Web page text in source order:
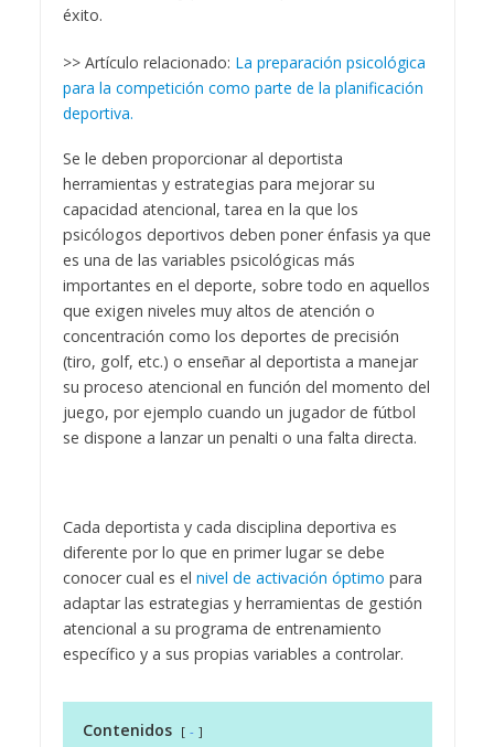
éxito.
>> Artículo relacionado: La preparación psicológica
para la competición como parte de la planificación
deportiva.
Se le deben proporcionar al deportista
herramientas y estrategias para mejorar su
capacidad atencional, tarea en la que los
psicólogos deportivos deben poner énfasis ya que
es una de las variables psicológicas más
importantes en el deporte, sobre todo en aquellos
que exigen niveles muy altos de atención o
concentración como los deportes de precisión
(tiro, golf, etc.) o enseñar al deportista a manejar
su proceso atencional en función del momento del
juego, por ejemplo cuando un jugador de fútbol
se dispone a lanzar un penalti o una falta directa.
Cada deportista y cada disciplina deportiva es
diferente por lo que en primer lugar se debe
conocer cual es el nivel de activación óptimo para
adaptar las estrategias y herramientas de gestión
atencional a su programa de entrenamiento
específico y a sus propias variables a controlar.
Contenidos -